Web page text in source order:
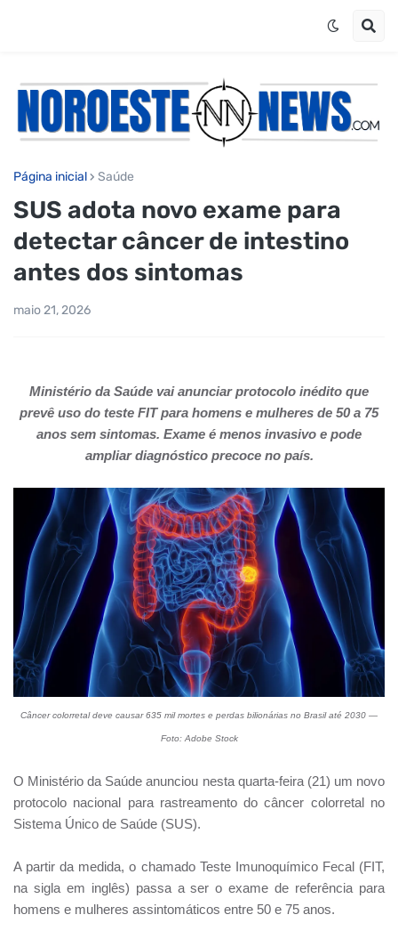
Página inicial Saúde
SUS adota novo exame para
detectar câncer de intestino
antes dos sintomas
maio 21, 2026
Ministério da Saúde vai anunciar protocolo inédito que
prevê uso do teste FIT para homens e mulheres de 50 a 75
anos sem sintomas. Exame é menos invasivo e pode
ampliar diagnóstico precoce no país.
Câncer colorretal deve causar 635 mil mortes e perdas bilionárias no Brasil até 2030 —
Foto: Adobe Stock
O Ministério da Saúde anunciou nesta quarta-feira (21) um novo
protocolo nacional para rastreamento do câncer colorretal no
Sistema Único de Saúde (SUS).
A partir da medida, o chamado Teste Imunoquímico Fecal (FIT,
na sigla em inglês) passa a ser o exame de referência para
homens e mulheres assintomáticos entre 50 e 75 anos.